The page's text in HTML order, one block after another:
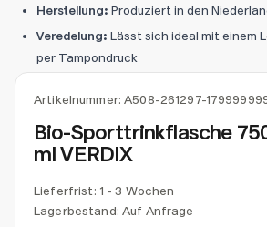
Artikelnummer:A508-261297-
Bio-Sporttrinkflasche
ml VERDIX
Lieferfrist: 1 - 3 Wochen
Lagerbestand: Auf Anfrage
Herstellung: Produziert in den
Veredelung: Lässt sich ideal mit einem
per Tampondruck